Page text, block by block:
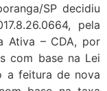
SP decidiu
pela
Ativa – CDA, por
com base na Lei
a feitura de nova